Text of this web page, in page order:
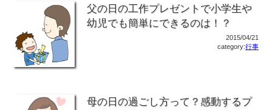
父の日の工作プレゼントで小学生や
幼児でも簡単にできるのは！？
2015/04/21
category:行事
母の日の過ごし方って？感動するプ